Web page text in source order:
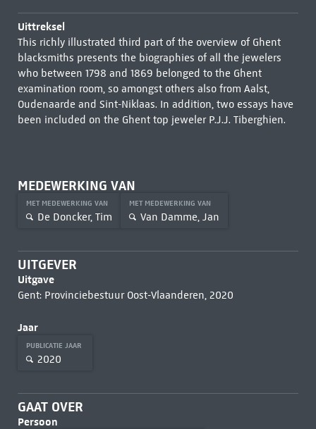
Uittreksel
This richly illustrated third part of the overview of Ghent
blacksmiths presents the biographies of all the jewelers
who between 1798 and 1869 belonged to the Ghent
examination room, so amongst others also from Aalst,
Oudenaarde and Sint-Niklaas. In addition, two essays have
been included on the Ghent top jeweler P.J.J. Tiberghien.
MEDEWERKING VAN
MET MEDEWERKING VAN
De Doncker, Tim
MET MEDEWERKING VAN
Van Damme, Jan
UITGEVER
Uitgave
Gent: Provinciebestuur Oost-Vlaanderen, 2020
Jaar
PUBLICATIE JAAR
2020
GAAT OVER
Persoon